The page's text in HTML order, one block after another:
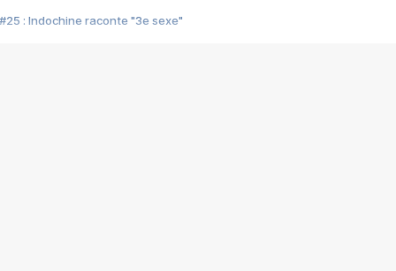
#25 : Indochine raconte "3e sexe"